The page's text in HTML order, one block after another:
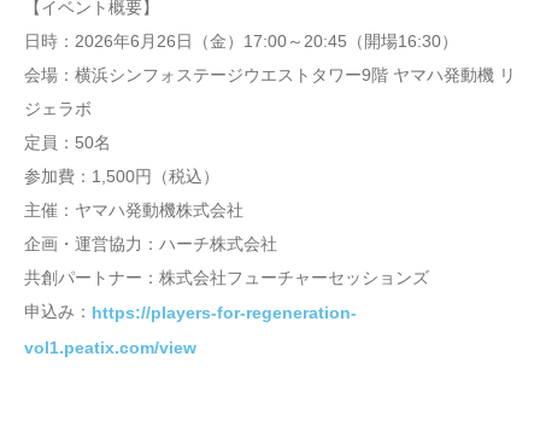
【イベント概要】
日時：2026年6月26日（金）17:00～20:45（開場16:30）
会場：横浜シンフォステージウエストタワー9階 ヤマハ発動機 リ
ジェラボ
定員：50名
参加費：1,500円（税込）
主催：ヤマハ発動機株式会社
企画・運営協力：ハーチ株式会社
共創パートナー：株式会社フューチャーセッションズ
申込み： https://players-for-regeneration-
vol1.peatix.com/view